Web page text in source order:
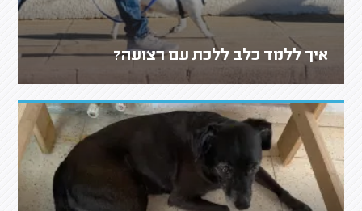
איך ללמד כלב ללכת עם רצועה?